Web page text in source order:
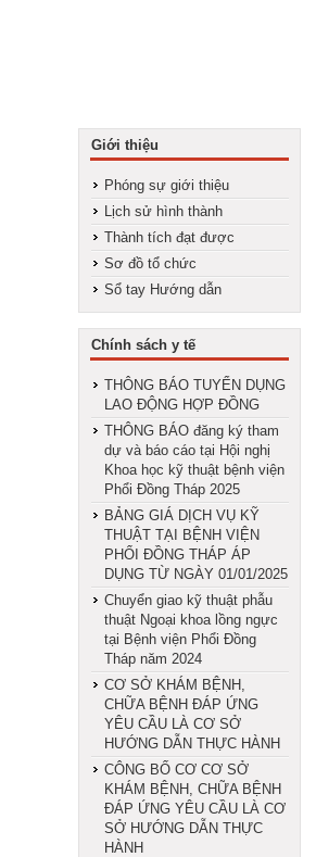
Giới thiệu
Phóng sự giới thiệu
Lịch sử hình thành
Thành tích đạt được
Sơ đồ tổ chức
Sổ tay Hướng dẫn
Chính sách y tế
THÔNG BÁO TUYỂN DỤNG
LAO ĐỘNG HỢP ĐỒNG
THÔNG BÁO đăng ký tham
dự và báo cáo tại Hội nghị
Khoa học kỹ thuật bệnh viện
Phổi Đồng Tháp 2025
BẢNG GIÁ DỊCH VỤ KỸ
THUẬT TẠI BỆNH VIỆN
PHỔI ĐỒNG THÁP ÁP
DỤNG TỪ NGÀY 01/01/2025
Chuyển giao kỹ thuật phẫu
thuật Ngoại khoa lồng ngực
tại Bệnh viện Phổi Đồng
Tháp năm 2024
CƠ SỞ KHÁM BỆNH,
CHỮA BỆNH ĐÁP ỨNG
YÊU CẦU LÀ CƠ SỞ
HƯỚNG DẪN THỰC HÀNH
CÔNG BỐ CƠ CƠ SỞ
KHÁM BỆNH, CHỮA BỆNH
ĐÁP ỨNG YÊU CẦU LÀ CƠ
SỞ HƯỚNG DẪN THỰC
HÀNH